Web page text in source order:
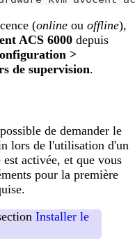
(online ou offline),
ACS 6000 depuis
>
de supervision.
de demander le
lors de l'utilisation d'un
activée, et que vous
pour la première
Installer le